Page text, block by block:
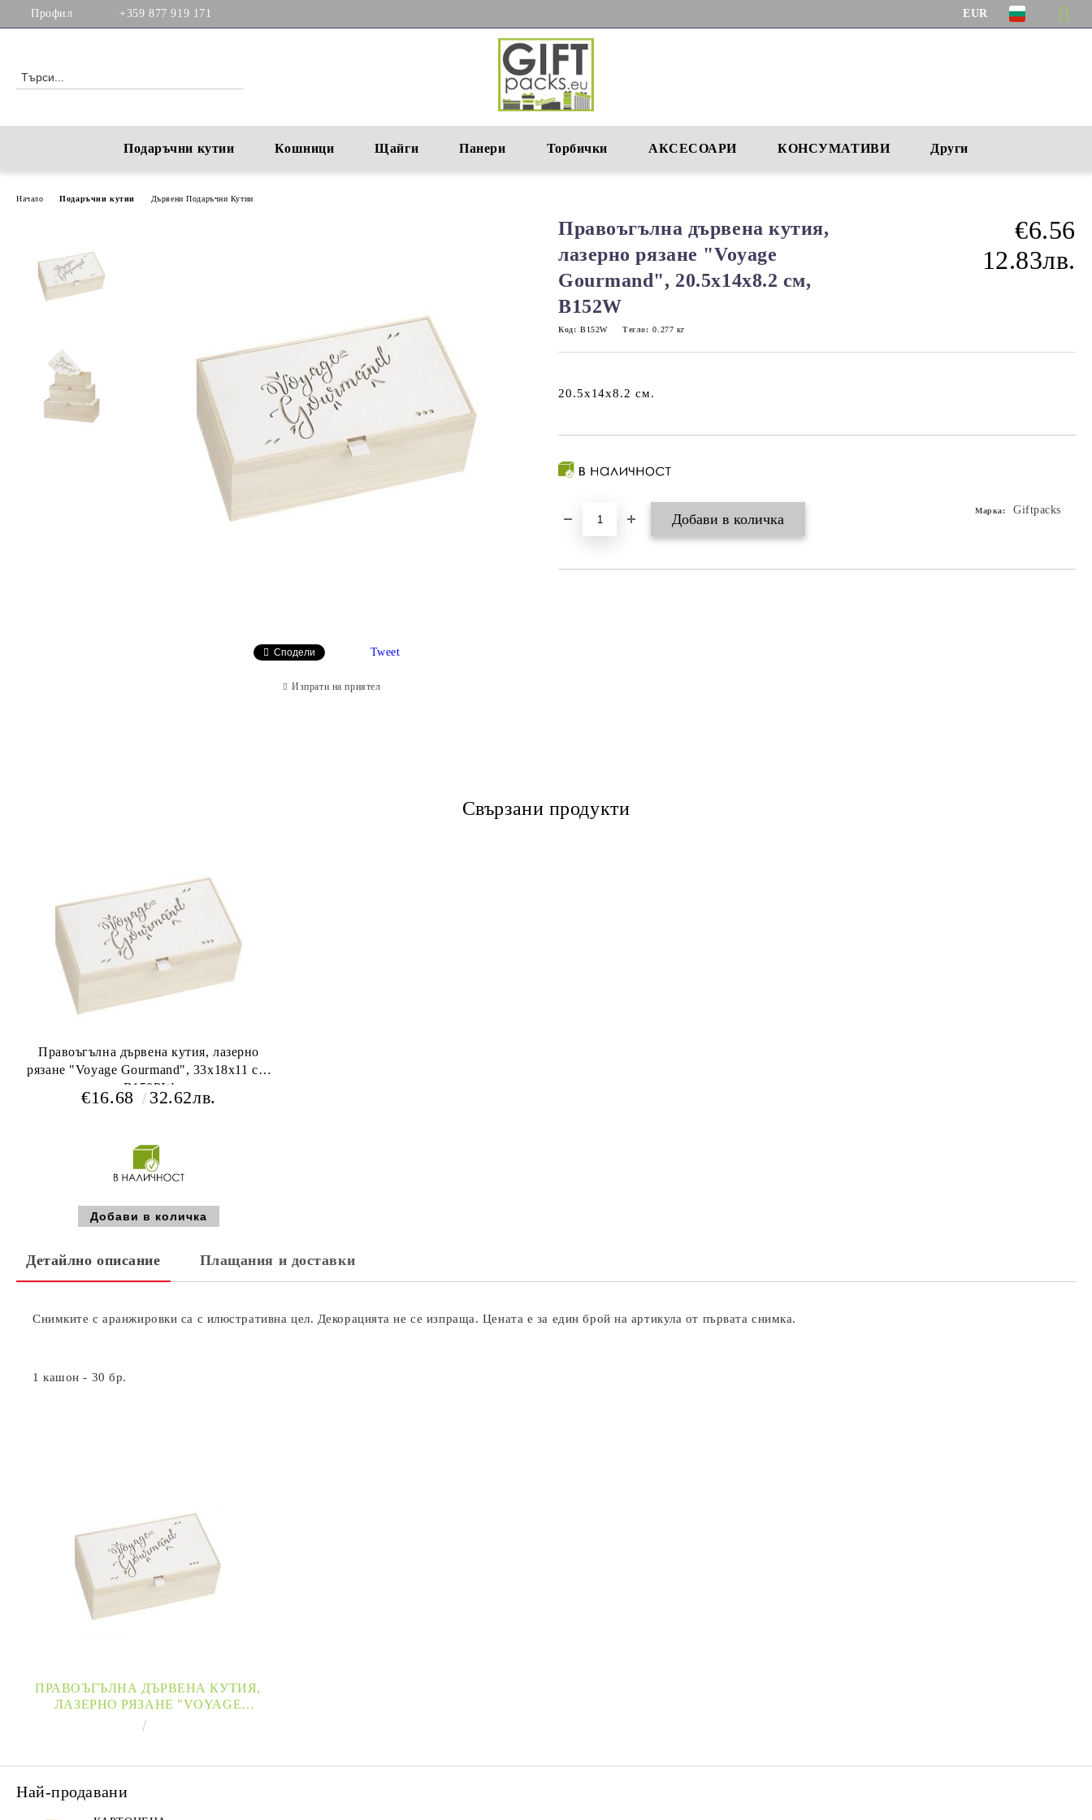
Профил +359 877 919 171 EUR
Подаръчни кутии Кошници Щайги Панери Торбички АКСЕСОАРИ КОНСУМАТИВИ Други
Начало Подаръчни кутии Дървени Подаръчни Кутии
Правоъгълна дървена кутия,
лазерно рязане "Voyage
Gourmand", 20.5x14x8.2 см,
B152W
€6.56
12.83лв.
Код: B152W Тегло: 0.277 кг
20.5x14x8.2 см.
Марка: Giftpacks
Сподели Tweet
Изпрати на приятел
Свързани продукти
Правоъгълна дървена кутия, лазерно
рязане "Voyage Gourmand", 33x18x11 см,
B150PW
€16.68 32.62лв.
Детайлно описание Плащания и доставки
Снимките с аранжировки са с илюстративна цел. Декорацията не се изпраща. Цената е за един брой на артикула от първата снимка.
1 кашон - 30 бр.
ПРАВОЪГЪЛНА ДЪРВЕНА КУТИЯ,
ЛАЗЕРНО РЯЗАНЕ "VOYAGE
GOURMAND", 33X18X11 СМ, B150PW
Най-продавани